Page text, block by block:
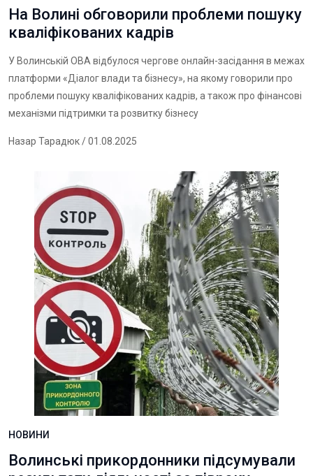
На Волині обговорили проблеми пошуку
кваліфікованих кадрів
У Волинській ОВА відбулося чергове онлайн-засідання в межах
платформи «Діалог влади та бізнесу», на якому говорили про
проблеми пошуку кваліфікованих кадрів, а також про фінансові
механізми підтримки та розвитку бізнесу
Назар Тарадюк/ 01.08.2025
НОВИНИ
Волинські прикордонники підсумували